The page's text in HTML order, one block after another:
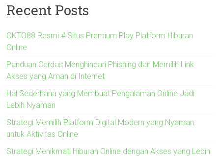
Recent Posts
OKTO88 Resmi # Situs Premium Play Platform Hiburan
Online
Panduan Cerdas Menghindari Phishing dan Memilih Link
Akses yang Aman di Internet
Hal Sederhana yang Membuat Pengalaman Online Jadi
Lebih Nyaman
Strategi Memilih Platform Digital Modern yang Nyaman
untuk Aktivitas Online
Strategi Menikmati Hiburan Online dengan Akses yang Lebih